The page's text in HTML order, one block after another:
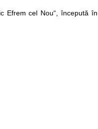
Efrem cel Nou“, începută în